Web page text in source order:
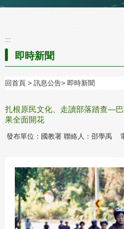
:::
即時新聞
回首頁 訊息公告 即時新聞
扎根原民文化、走讀部落踏查—
果全面開花
發布單位：國教署 聯絡人：邵學禹